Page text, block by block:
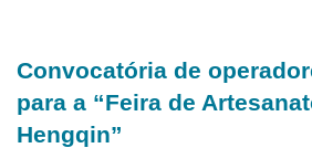
Convocatória de
para a “Feira de
Hengqin”